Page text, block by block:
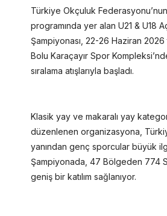
Türkiye Okçuluk
programında yer alan U21 & U18
Şampiyonası, 22-26 Haziran 2026
Bolu Karaçayır Spor
sıralama atışlarıyla başladı.
Klasik yay ve makaralı yay
düzenlenen organizasyona,
yanından genç sporcular büyük
Şampiyonada, 47 Bölgeden 774
geniş bir katılım sağlanıyor.